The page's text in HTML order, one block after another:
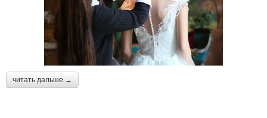
читать дальше →